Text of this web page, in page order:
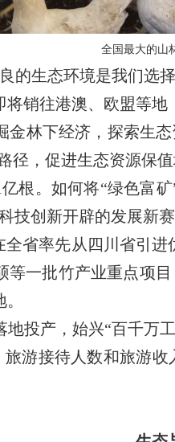
全国最大的山
生态环境是我们选
销往港澳、欧盟等地
林下经济，探索生
径，促进生态资源保值
。如何将“绿色富矿
技创新开辟的发展新
率先从四川省引进
一批竹产业重点项
产，始兴“百千万
游接待人数和旅游